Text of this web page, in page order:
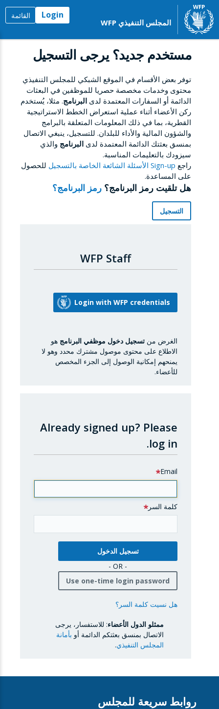
المجلس التنفيذي WFP
Login القائمة
مستخدم جديد؟ يرجى التسجيل
توفر بعض الأقسام في الموقع الشبكي للمجلس التنفيذي
محتوى وخدمات مخصصة حصريا للموظفين في البعثات
الدائمة أو السفارات المعتمدة لدى البرنامج. مثلا، يُستخدم
ركن الأعضاء أثناء عملية استعراض الخطط الاستراتيجية
القطرية، بما في ذلك المعلومات المتعلقة بالبرامج
والشؤون المالية والأداء للبلدان. للتسجيل، ينبغي الاتصال
بمنسق بعثتك الدائمة المعتمدة لدى البرنامج والذي
سيزودك بالتعليمات المناسبة.
راجع Sign-up الأسئلة الشائعة الخاصة بالتسجيل
للحصول
على المساعدة.
هل تلقيت رمز البرنامج؟ رمز البرنامج؟
التسجيل
WFP Staff
الغرض من تسجيل دخول موظفي البرنامج هو
الاطلاع على محتوى موصول مشترك محدد وهو لا
يمنحهم إمكانية الوصول إلى الجزء المخصص
للأعضاء.
Already signed up? Please
log in.
Email
كلمة السر
- OR -
Use one-time login password
هل نسيت كلمة السر؟
ممثلو الدول الأعضاء: للاستفسار، يرجى
الاتصال بمنسق بعثتكم الدائمة أو بأمانة
المجلس التنفيذي.
روابط سريعة للمجلس